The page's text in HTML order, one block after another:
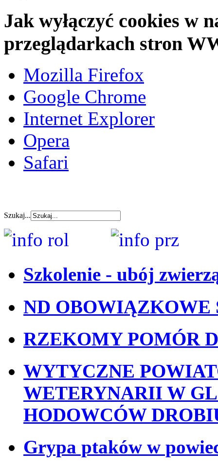
Jak wyłączyć cookies w
przeglądarkach stron
Mozilla Firefox
Google Chrome
Internet Explorer
Opera
Safari
Szukaj...
Szkolenie - ubój
ND OBOWIĄZKOWE
RZEKOMY POMÓR
WYTYCZNE
WETERYNARII W
HODOWCÓW
Grypa ptaków w